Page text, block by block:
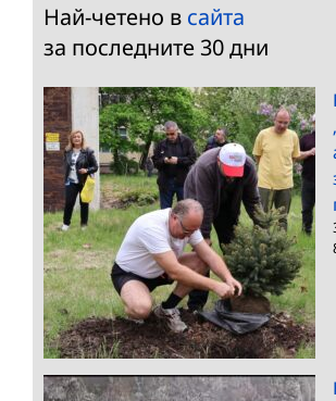
Най-четено в сайта
за последните 30 дни